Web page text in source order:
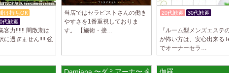
け持ちOK
代歓迎
客力‼️‼️‼️ 閑散期は
に過ぎません‼️‼️ 強
当店ではセラピストさんの働き
やすさを1番重視しておりま
す。 【施術・接…
20代歓迎
30代歓迎
『ルーム型メンズエステ
が怖い方は、安心出来る
でオーナーセラ…